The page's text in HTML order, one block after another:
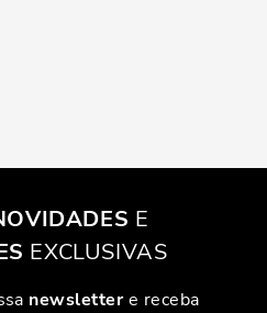
E
EXCLUSIVAS
newslettere receba